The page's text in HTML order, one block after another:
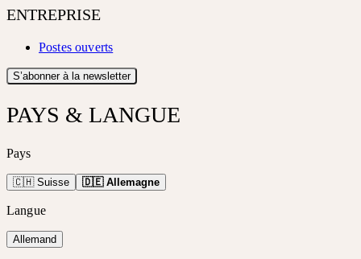
ENTREPRISE
Postes ouverts
S’abonner à la newsletter
PAYS & LANGUE
Pays
🇨🇭 Suisse 🇩🇪 Allemagne
Langue
Allemand